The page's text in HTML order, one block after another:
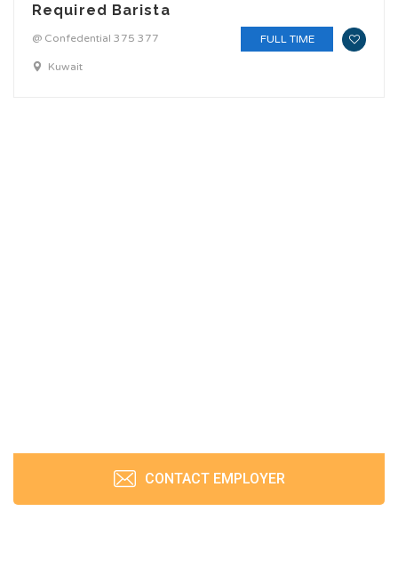
Required Barista
@ Confedential 375 377
Kuwait
FULL TIME
CONTACT EMPLOYER